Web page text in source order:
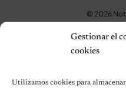
Gestionar el
cookies
Utilizamos cookies para
© 2026